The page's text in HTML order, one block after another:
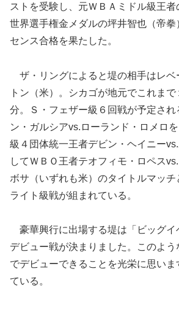
ストを受験し、元ＷＢＡミドル級王
世界選手権金メダルの坪井智也（帝拳
センス合格を果たした。
ザ・リングによると堤の相手はレベ
トン（米）。シカゴが地元でこれまで
分。Ｓ・フェザー級６回戦が予定され
ン・ガルシアvs.ローランド・ロメロ
級４団体統一王者デビン・ヘイニー
してＷＢＯ王者テオフィモ・ロペス
ボサ（いずれも米）のタイトルマッチ
ライト級戦が組まれている。
豪華興行に出場する堤は「ビッグイ
デビュー戦が決まりました。このよ
でデビューできることを光栄に思い
ている。